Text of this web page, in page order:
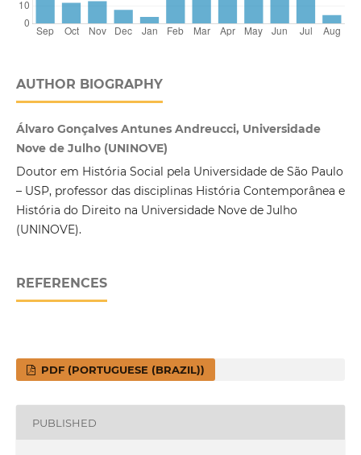
AUTHOR BIOGRAPHY
Álvaro Gonçalves Antunes Andreucci, Universidade
Nove de Julho (UNINOVE)
Doutor em História Social pela Universidade de São Paulo
– USP, professor das disciplinas História Contemporânea e
História do Direito na Universidade Nove de Julho
(UNINOVE).
REFERENCES
PDF (PORTUGUESE (BRAZIL))
PUBLISHED